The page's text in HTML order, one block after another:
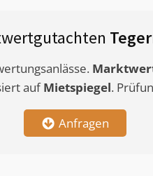
aufMietspiegel.
Anfragen